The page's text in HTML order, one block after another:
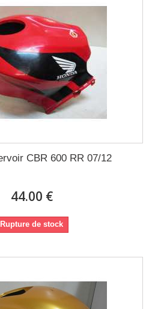
CBR 600 RR 07/12
44.00 €
Rupture de stock